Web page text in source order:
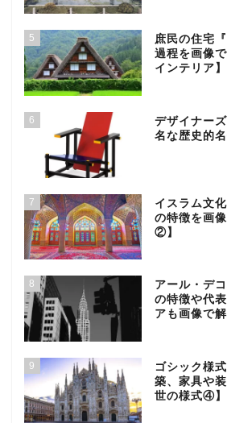
5
庶民の住宅
過程を画像
インテリア】
6
デザイナー
名な歴史的
7
イスラム文
の特徴を画
②】
8
アール・デ
の特徴や代
アも画像で
9
ゴシック様
築、家具や
世の様式④】